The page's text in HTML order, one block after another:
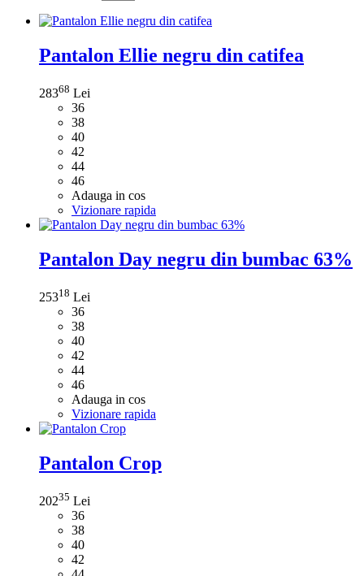
Pantalon Ellie negru din catifea
28368 Lei
36
38
40
42
44
46
Adauga in cos
Vizionare rapida
Pantalon Day negru din bumbac 63%
25318 Lei
36
38
40
42
44
46
Adauga in cos
Vizionare rapida
Pantalon Crop
20235 Lei
36
38
40
42